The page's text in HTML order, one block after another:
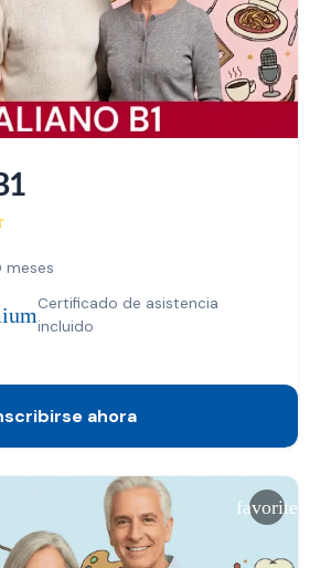
meses
Certificado de asistencia
incluido
ahora
favorite